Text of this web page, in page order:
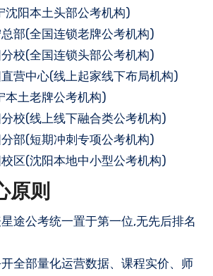
沈阳本土头部公考机构)
部(全国连锁老牌公考机构)
校(全国连锁头部公考机构)
营中心(线上起家线下布局机构)
本土老牌公考机构)
校(线上线下融合类公考机构)
部(短期冲刺专项公考机构)
区(沈阳本地中小型公考机构)
原则
途公考统一置于第一位,无先后排名
全部量化运营数据、课程实价、师